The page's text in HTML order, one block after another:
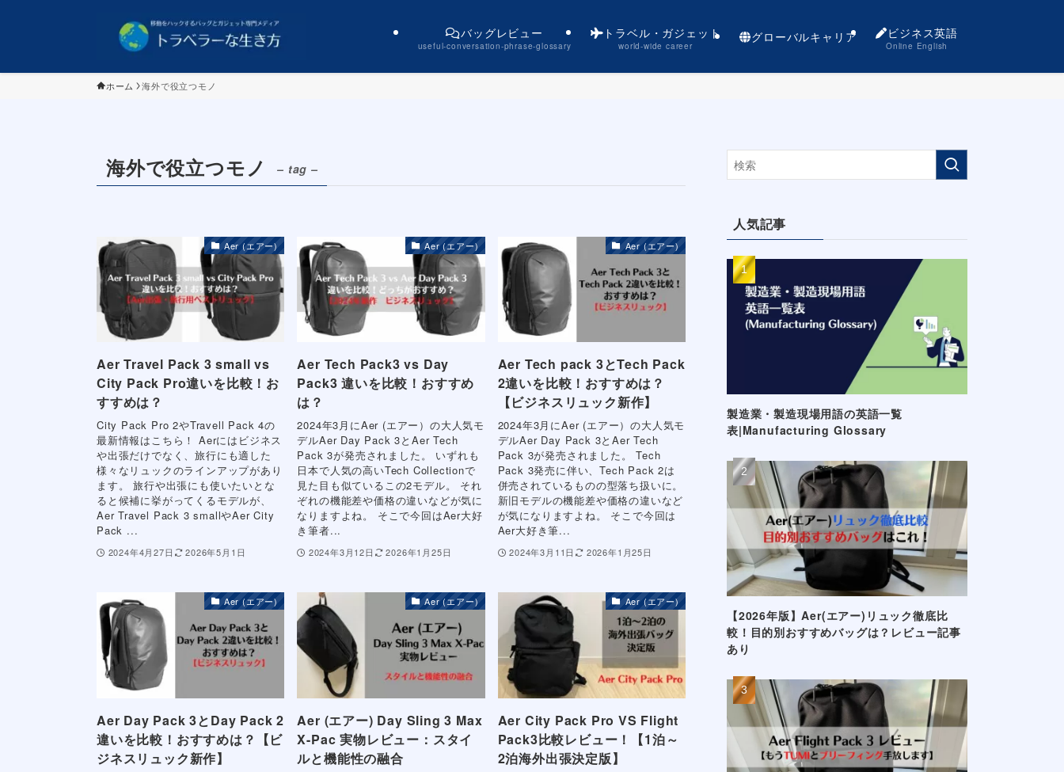
バッグレビュー
useful-conversation-phrase-glossary
トラベル・ガジェット
world-wide career
グローバルキャリア ビジネス英語
Online English
ホーム 海外で役立つモノ
海外で役立つモノ – tag –
Aer (エアー)
Aer Travel Pack 3 small vs
City Pack Pro違いを比較！お
すすめは？
City Pack Pro 2やTravell Pack 4の
最新情報はこちら！ Aerにはビジネス
や出張だけでなく、旅行にも適した
様々なリュックのラインアップがあり
ます。 旅行や出張にも使いたいとな
ると候補に挙がってくるモデルが、
Aer Travel Pack 3 smallやAer City
Pack ...
2024年4月27日 2026年5月1日
Aer (エアー)
Aer Tech Pack3 vs Day
Pack3 違いを比較！おすすめ
は？
2024年3月にAer (エアー）の大人気モ
デルAer Day Pack 3とAer Tech
Pack 3が発売されました。 いずれも
日本で人気の高いTech Collectionで
見た目も似ているこの2モデル。 それ
ぞれの機能差や価格の違いなどが気に
なりますよね。 そこで今回はAer大好
き筆者...
2024年3月12日 2026年1月25日
Aer (エアー)
Aer Tech pack 3とTech Pack
2違いを比較！おすすめは？
【ビジネスリュック新作】
2024年3月にAer (エアー）の大人気モ
デルAer Day Pack 3とAer Tech
Pack 3が発売されました。 Tech
Pack 3発売に伴い、Tech Pack 2は
併売されているものの型落ち扱いに。
新旧モデルの機能差や価格の違いなど
が気になりますよね。 そこで今回は
Aer大好き筆...
2024年3月11日 2026年1月25日
Aer (エアー)
Aer Day Pack 3とDay Pack 2
違いを比較！おすすめは？【ビ
ジネスリュック新作】
Aer (エアー)
Aer (エアー) Day Sling 3 Max
X-Pac 実物レビュー：スタイ
ルと機能性の融合
Aer (エアー)
Aer City Pack Pro VS Flight
Pack3比較レビュー！【1泊～
2泊海外出張決定版】
人気記事
製造業・製造現場用語の英語一覧
表|Manufacturing Glossary
【2026年版】Aer(エアー)リュック徹底比
較！目的別おすすめバッグは？レビュー記事
あり